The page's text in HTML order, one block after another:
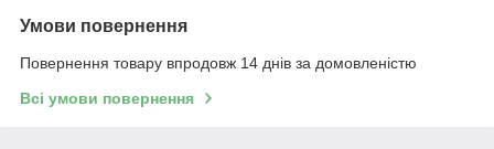
Умови повернення
Повернення товару впродовж 14 днів за домовленістю
Всі умови повернення